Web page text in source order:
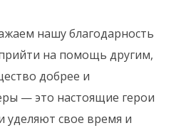
нашу благодарность
на помощь другим,
добрее и
— это настоящие герои
свое время и